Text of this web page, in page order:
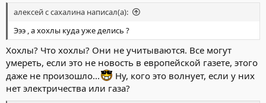
алексей с сахалина написал(а):
Эээ , а хохлы куда уже делись ?
Хохлы? Что хохлы? Они не учитываются. Все могут
умереть, если это не новость в европейской газете, этого
даже не произошло...
Ну, кого это волнует, если у них
нет электричества или газа?